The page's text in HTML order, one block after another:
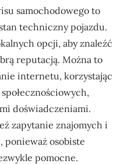
samochodowego to
techniczny pojazdu.
opcji, aby znaleźć
reputacją. Można to
internetu, korzystając
doświadczeniami.
zapytanie znajomych i
ponieważ osobiste
pomocne.